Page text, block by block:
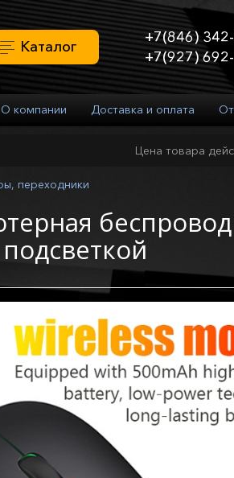
Каталог
+7(846)
+7(927)
О компании Доставка и оплата
Цена товара
переходники